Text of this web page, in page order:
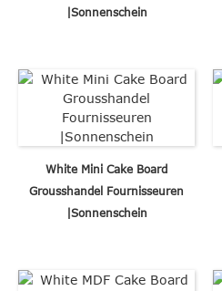
|Sonnenschein
White Mini Cake Board
Grousshandel Fournisseuren
|Sonnenschein